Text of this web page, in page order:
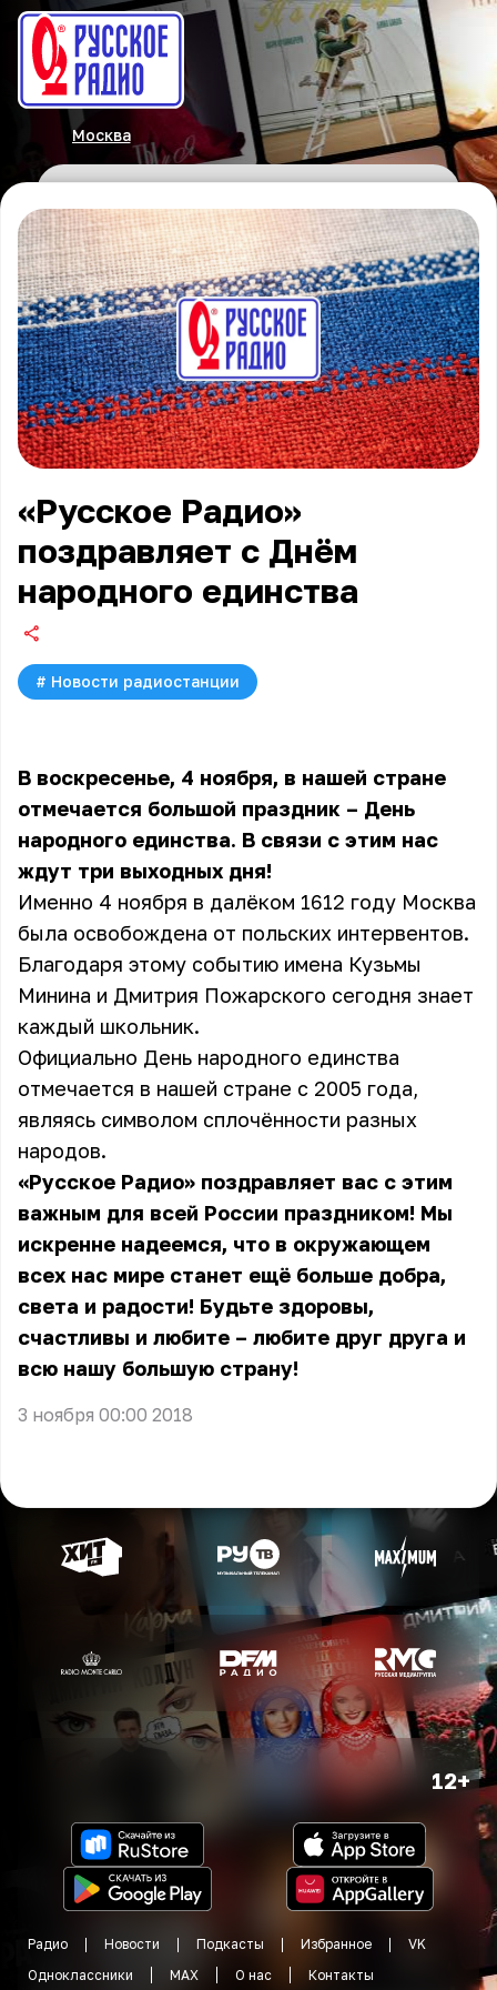
Москва
«Русское Радио»
поздравляет с Днём
народного единства
# Новости радиостанции
В воскресенье, 4 ноября, в нашей стране
отмечается большой праздник – День
народного единства. В связи с этим нас
ждут три выходных дня!
Именно 4 ноября в далёком 1612 году Москва
была освобождена от польских интервентов.
Благодаря этому событию имена Кузьмы
Минина и Дмитрия Пожарского сегодня знает
каждый школьник.
Официально День народного единства
отмечается в нашей стране с 2005 года,
являясь символом сплочённости разных
народов.
«Русское Радио» поздравляет вас с этим
важным для всей России праздником! Мы
искренне надеемся, что в окружающем
всех нас мире станет ещё больше добра,
света и радости! Будьте здоровы,
счастливы и любите – любите друг друга и
всю нашу большую страну!
3 ноября 00:00 2018
12+
Радио Новости Подкасты Избранное
VK
Одноклассники
MAX О нас Контакты